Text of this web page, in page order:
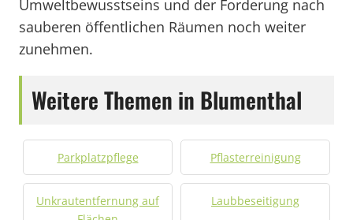
Umweltbewusstseins und der Forderung nach
sauberen öffentlichen Räumen noch weiter
zunehmen.
Weitere Themen in Blumenthal
Parkplatzpflege Pflasterreinigung
Unkrautentfernung auf
Laubbeseitigung